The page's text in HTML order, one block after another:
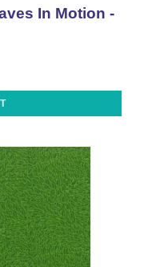
In Motion -